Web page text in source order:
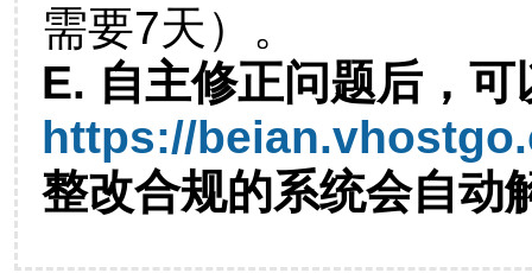
需要7天）。
E. 自主修正问题后，可
https://
整改合规的系统会自动